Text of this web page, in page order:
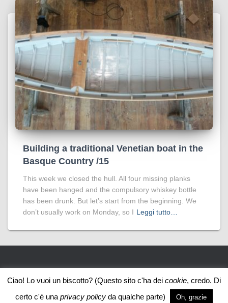
Building a traditional Venetian boat in the
Basque Country /15
This week we closed the hull. All four missing planks
have been hanged and the compulsory whiskey bottle
has been drunk. But let’s start from the beginning. We
don’t usually work on Monday, so I Leggi tutto…
PRIVACY POLICY
Ciao! Lo vuoi un biscotto? (Questo sito c'ha dei cookie, credo. Di
certo c'è una privacy policy da qualche parte) Oh, grazie